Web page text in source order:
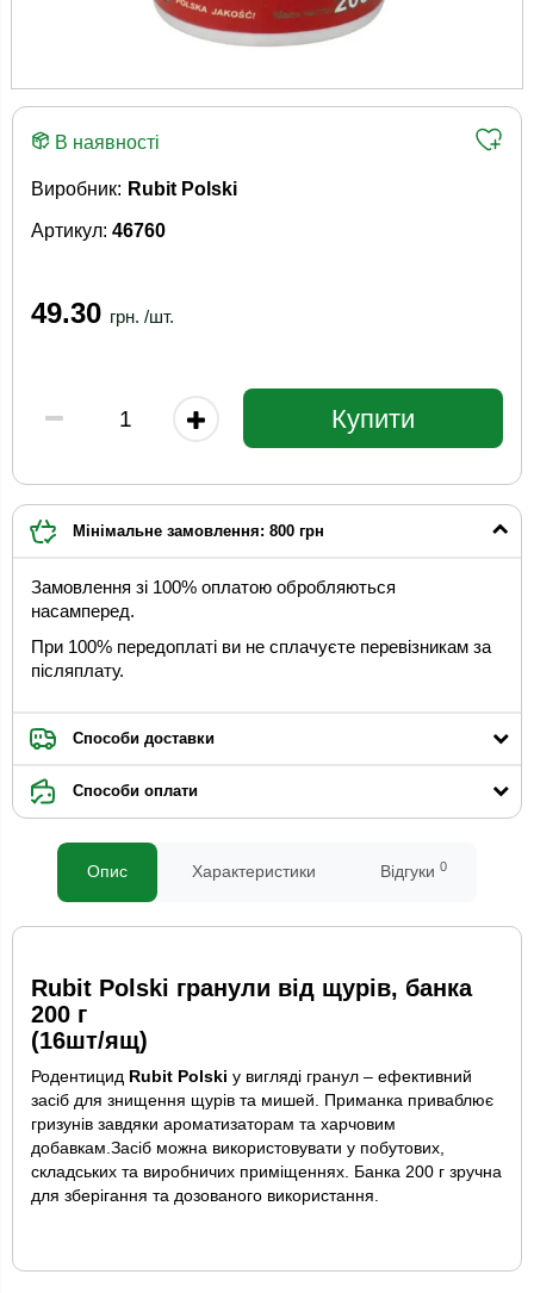
В наявності
Артикул: 46760
Виробник: Rubit Polski
49.30 грн. /шт.
Купити
Мінімальне замовлення: 800 грн
Замовлення зі 100% оплатою обробляються
насамперед.
При 100% передоплаті ви не сплачуєте перевізникам за
післяплату.
Способи доставки
Способи оплати
Опис Характеристики Відгуки 0
Rubit Polski гранули від щурів, банка
200 г
(16шт/ящ)
Родентицид Rubit Polski у вигляді гранул – ефективний
засіб для знищення щурів та мишей. Приманка приваблює
гризунів завдяки ароматизаторам та харчовим
добавкам.Засіб можна використовувати у побутових,
складських та виробничих приміщеннях. Банка 200 г зручна
для зберігання та дозованого використання.